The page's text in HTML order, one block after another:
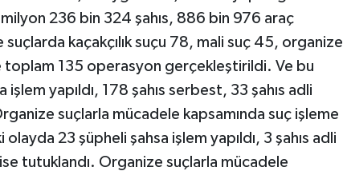
236 bin 324 şahıs, 886 bin 976 araç
suçlarda kaçakçılık suçu 78, mali suç 45, organize
toplam 135 operasyon gerçekleştirildi. Ve bu
yapıldı, 178 şahıs serbest, 33 şahıs adli
suçlarla mücadele kapsamında suç işleme
23 şüpheli şahsa işlem yapıldı, 3 şahıs adli
tutuklandı. Organize suçlarla mücadele